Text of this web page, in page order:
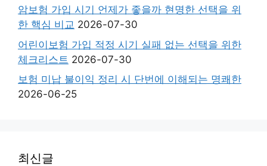
암보험 가입 시기 언제가 좋을까 현명한 선택을 위
한 핵심 비교 2026-07-30
어린이보험 가입 적정 시기 실패 없는 선택을 위한
체크리스트 2026-07-30
보험 미납 불이익 정리 시 단번에 이해되는 명쾌한
2026-06-25
최신글